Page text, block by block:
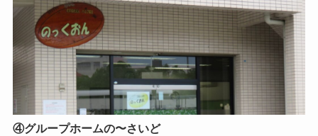
④グループホームの〜さいど